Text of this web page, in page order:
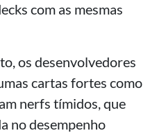
com as mesmas
os desenvolvedores
cartas fortes como
nerfs tímidos, que
no desempenho